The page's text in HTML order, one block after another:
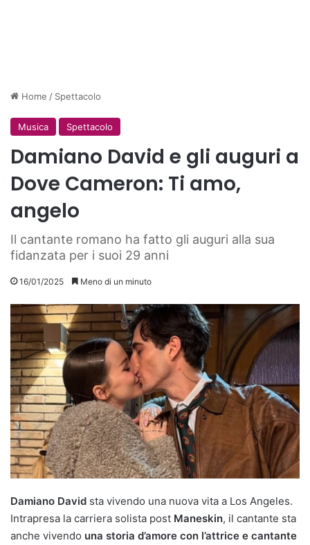
Home / Spettacolo
Musica Spettacolo
Damiano David e gli auguri a
Dove Cameron: Ti amo,
angelo
Il cantante romano ha fatto gli auguri alla sua
fidanzata per i suoi 29 anni
16/01/2025 Meno di un minuto
Damiano David sta vivendo una nuova vita a Los Angeles.
Intrapresa la carriera solista post Maneskin, il cantante sta
anche vivendo una storia d’amore con l’attrice e cantante